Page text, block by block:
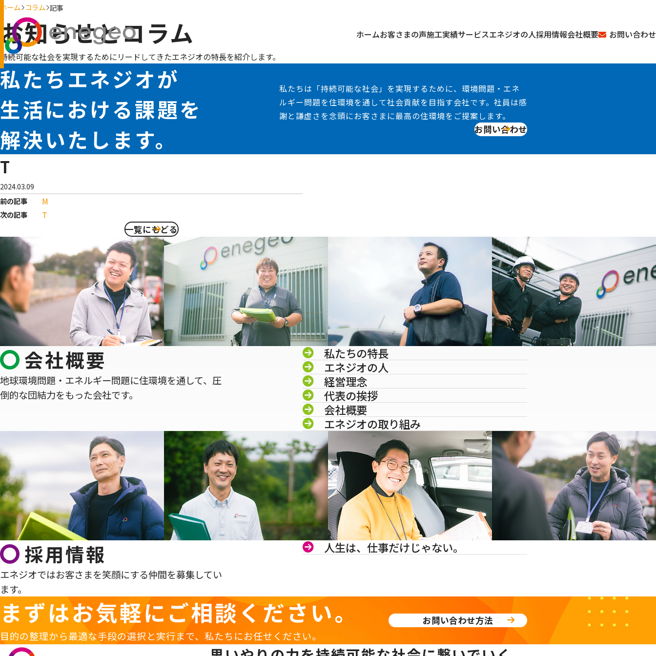
ホームお客さまの声施工実績サービスエネジオの人採用情報会社概要 お問い合わせ
ホーム コラム 記事
お知らせとコラム
持続可能な社会を実現するためにリードしてきたエネジオの特長を紹介します。
私たちエネジオが
生活における課題を
解決いたします。
私たちは「持続可能な社会」を実現するために、環境問題・エネ
ルギー問題を住環境を通して社会貢献を目指す会社です。社員は感
謝と謙虚さを念頭にお客さまに最高の住環境をご提案します。
お問い合わせ
T
2024.03.09
前の記事
M
次の記事 T
一覧にもどる
会社概要
地球環境問題・エネルギー問題に住環境を通して、圧
倒的な団結力をもった会社です。
私たちの特長
エネジオの人
経営理念
代表の挨拶
会社概要
エネジオの取り組み
採用情報
エネジオではお客さまを笑顔にする仲間を募集してい
ます。
人生は、仕事だけじゃない。
まずはお気軽に ご相談ください。
目的の整理から最適な手段の選択と実行まで、私たちにお任せください。
お問い合わせ方法